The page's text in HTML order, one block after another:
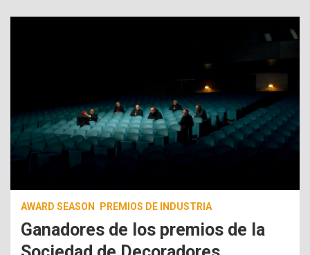
AWARD SEASON PREMIOS DE INDUSTRIA
Ganadores de los premios de la